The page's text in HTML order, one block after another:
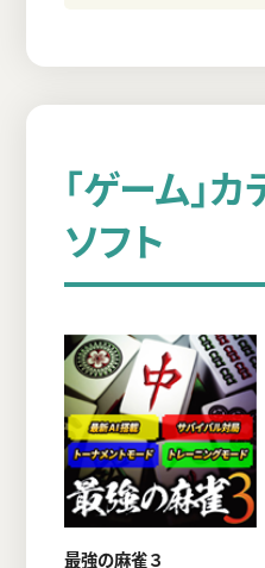
「ゲーム」
ソフト
最強の麻雀３